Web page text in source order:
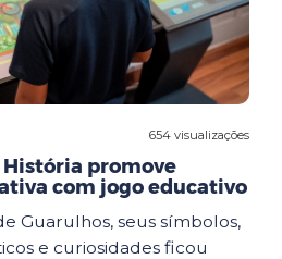
654 visualizações
História promove
com jogo educativo
Guarulhos, seus símbolos,
e curiosidades ficou